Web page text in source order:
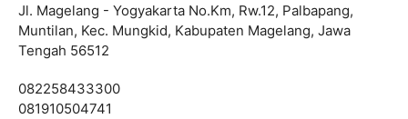
Jl. Magelang - Yogyakarta No.Km, Rw.12, Palbapang,
Muntilan, Kec. Mungkid, Kabupaten Magelang, Jawa
Tengah 56512
082258433300
081910504741